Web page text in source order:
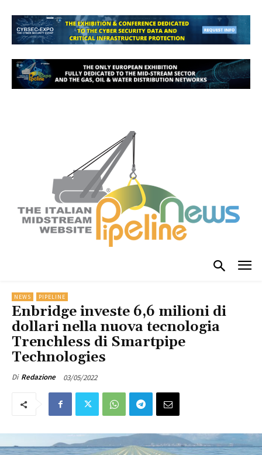
NEWS PIPELINE
Enbridge investe 6,6 milioni di
dollari nella nuova tecnologia
Trenchless di Smartpipe
Technologies
Di Redazione 03/05/2022